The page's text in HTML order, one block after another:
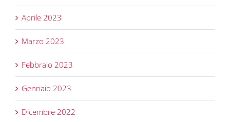
Aprile 2023
Marzo 2023
Febbraio 2023
Gennaio 2023
Dicembre 2022